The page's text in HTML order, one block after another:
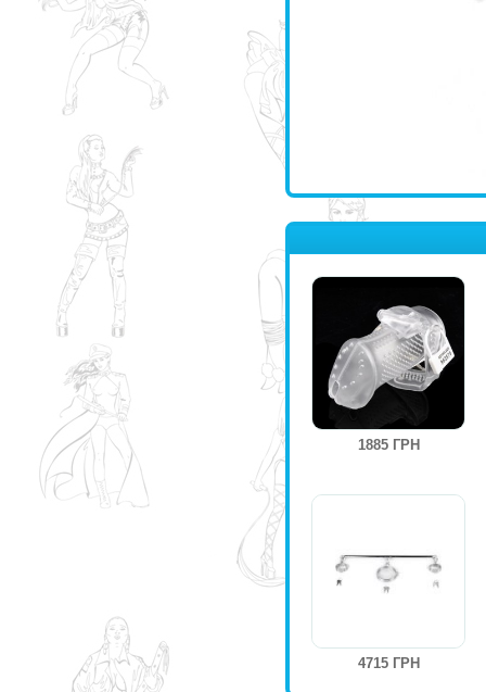
1885 ГРН
4715 ГРН